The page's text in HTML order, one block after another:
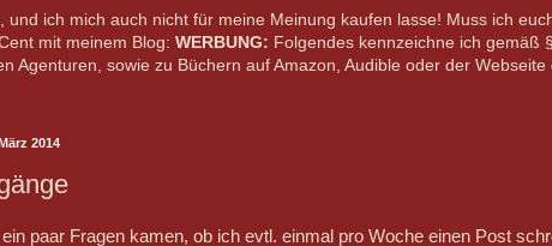
ich mich auch nicht für meine Meinung kaufen lasse! Muss ich
mit meinem Blog: WERBUNG: Folgendes kennzeichne ich gemäß
Agenturen, sowie zu Büchern auf Amazon, Audible oder der
2014
paar Fragen kamen, ob ich evtl. einmal pro Woche einen Post